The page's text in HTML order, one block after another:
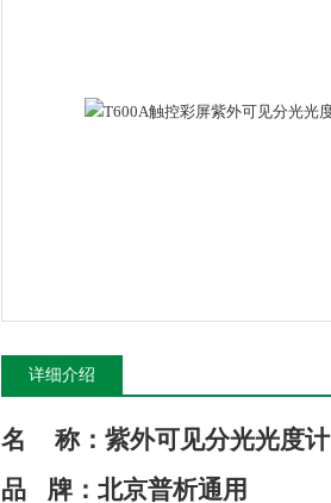
详细介绍
名
称：紫外可见分光光度计
品
牌： 北京普析通用